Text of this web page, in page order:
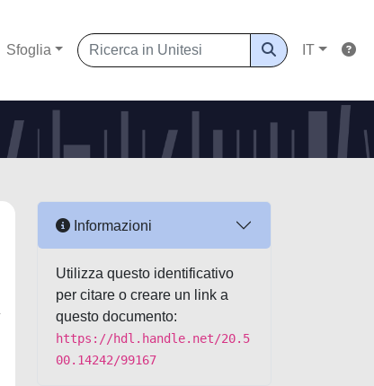
Sfoglia IT
Informazioni
Utilizza questo identificativo
per citare o creare un link a
questo documento:
https://hdl.handle.net/20.5
00.14242/99167